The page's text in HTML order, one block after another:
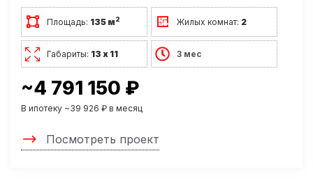
Площадь: 135 м2 Жилых комнат: 2
Габариты: 13 х 11 3 мес
~4 791 150 ₽
В ипотеку ~39 926 ₽ в месяц
Посмотреть проект